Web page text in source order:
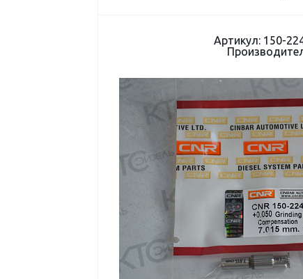
Артикул: 150-